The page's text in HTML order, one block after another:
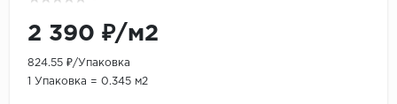
2 390 ₽/м2
824.55 ₽/Упаковка
1 Упаковка = 0.345 м2